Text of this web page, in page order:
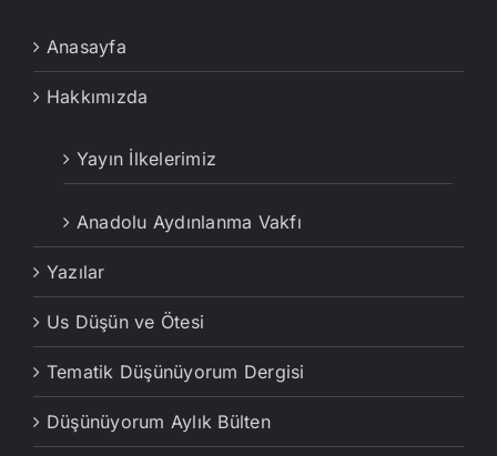
Anasayfa
Hakkımızda
Yayın İlkelerimiz
Anadolu Aydınlanma Vakfı
Yazılar
Us Düşün ve Ötesi
Tematik Düşünüyorum Dergisi
Düşünüyorum Aylık Bülten